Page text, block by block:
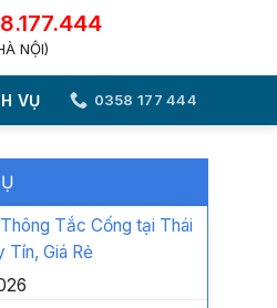
NỘI)
VỤ 0358 177 444
Tắc Cống tại Thái
Tín, Giá Rẻ